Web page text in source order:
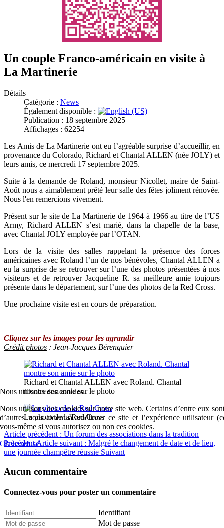
Un couple Franco-américain en visite à
La Martinerie
Détails
Catégorie : News
Également disponible :
Publication : 18 septembre 2025
Affichages : 62254
Les Amis de La Martinerie ont eu l’agréable surprise d’accueillir, en
provenance du Colorado, Richard et Chantal ALLEN (née JOLY) et
leurs amis, ce mercredi 17 septembre 2025.
Suite à la demande de Roland, monsieur Nicollet, maire de Saint-
Août nous a aimablement prêté leur salle des fêtes joliment rénovée.
Nous l'en remercions vivement.
Présent sur le site de La Martinerie de 1964 à 1966 au titre de l’US
Army, Richard ALLEN s’est marié, dans la chapelle de la base,
avec Chantal JOLY employée par l’OTAN.
Lors de la visite des salles rappelant la présence des forces
américaines avec Roland l’un de nos bénévoles, Chantal ALLEN a
eu la surprise de se retrouver sur l’une des photos présentées à nos
visiteurs et de retrouver Jacqueline R. sa meilleure amie toujours
présente dans le département, sur l’une des photos de la Red Cross.
Une prochaine visite est en cours de préparation.
Cliquez sur les images pour les agrandir
Crédit photos : Jean-Jacques Bérenguier
Richard et Chantal ALLEN avec Roland. Chantal
montre son amie sur le photo
La photo de la Red Cross
Article précédent : Un forum des associations dans la tradition
PrécédentArticle suivant : Malgré le changement de date et de lieu,
une journée champêtre réussie Suivant
Aucun commentaire
Connectez-vous pour poster un commentaire
Identifiant
Mot de passe
Nous utilisons des cookies
Nous utilisons des cookies sur notre site web. Certains d’entre eux
d’autres nous aident à améliorer ce site et l’expérience utilisateur
vous-même si vous autorisez ou non ces cookies.
Ok Je refuse